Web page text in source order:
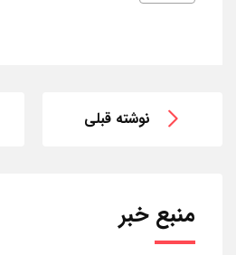
نوشته قبلی
منبع خبر